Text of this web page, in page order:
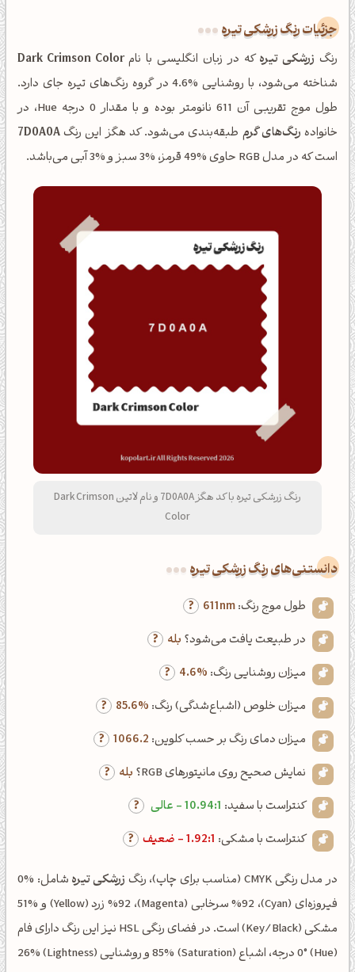
جزئیات رنگ زرشکی تیره
رنگ زرشکی تیرهکه در زبان انگلیسی با نامDark Crimson Color
شناخته می‌شود، با روشنایی %4.6 در گروه رنگ‌های تیره جای دارد.
طول موج تقریبی آن 611 نانومتر بوده و با مقدار 0 درجه Hue، در
خانواده رنگ‌های گرم طبقه‌بندی می‌شود. کد هگز این رنگ7D0A0A
است که در مدل RGB حاوی %49 قرمز، %3 سبز و %3 آبی می‌باشد.
رنگ زرشکی تیره با کد هگز 7D0A0A و نام لاتین Dark Crimson
Color
دانستنی‌های رنگ زرشکی تیره
طول موج رنگ:611nm
در طبیعت یافت می‌شود؟ بله
میزان روشنایی رنگ: 4.6%
میزان خلوص (اشباع‌شدگی) رنگ: 85.6%
میزان دمای رنگ بر حسب کلوین: 1066.2
نمایش صحیح روی مانیتورهای RGB؟
بله
کنتراست با سفید: 10.94:1 - عالی
کنتراست با مشکی: 1.92:1 - ضعیف
در مدل رنگی CMYK (مناسب برای چاپ)، رنگ زرشکی تیره
شامل: %0
فیروزه‌ای (Cyan)، %92 سرخابی (Magenta)، %92 زرد (Yellow) و %51
مشکی (Key/Black) است. در فضای رنگی HSL نیز این رنگ دارای فام
(Hue) 0° درجه، اشباع (Saturation) 85% و روشنایی (Lightness) 26%